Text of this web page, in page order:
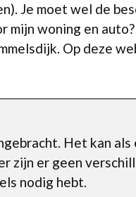
Je moet wel de
woning en
Op deze
Het kan als
zijn er geen
nodig hebt.